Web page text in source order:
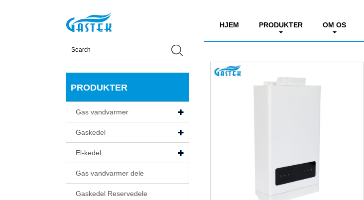
HJEM PRODUKTER OM OS
Hjem > Produkter
PRODUKTER
Gas vandvarmer
Gaskedel
El-kedel
Gas vandvarmer dele
Gaskedel Reservedele